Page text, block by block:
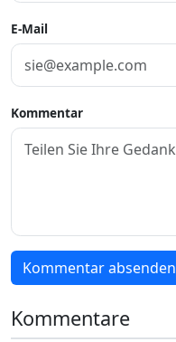
E-Mail
Kommentar
Kommentar absenden
Kommentare